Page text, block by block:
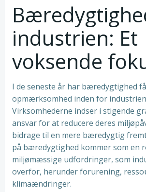
industrien: Et
voksende
I de seneste år har bæredygtighed
opmærksomhed inden for
Virksomhederne indser i stigende
ansvar for at reducere deres
bidrage til en mere bæredygtig
på bæredygtighed kommer som en
miljømæssige udfordringer, som
overfor, herunder forurening,
klimaændringer.